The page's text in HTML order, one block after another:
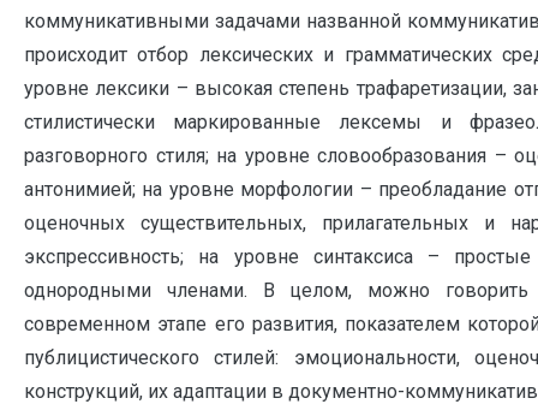
коммуникативными задачами названной
происходит отбор лексических и грамматических
уровне лексики – высокая степень трафаретизации,
стилистически маркированные лексемы и
разговорного стиля; на уровне словообразования –
антонимией; на уровне морфологии – преобладание
оценочных существительных, прилагательных и
экспрессивность; на уровне синтаксиса –
однородными членами. В целом, можно говорить
современном этапе его развития, показателем
публицистического стилей: эмоциональности,
конструкций, их адаптации в документно-